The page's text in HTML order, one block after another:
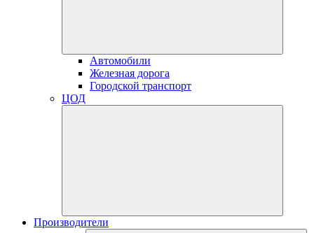
Автомобили
Железная дорога
Городской транспорт
ЦОД
Производители